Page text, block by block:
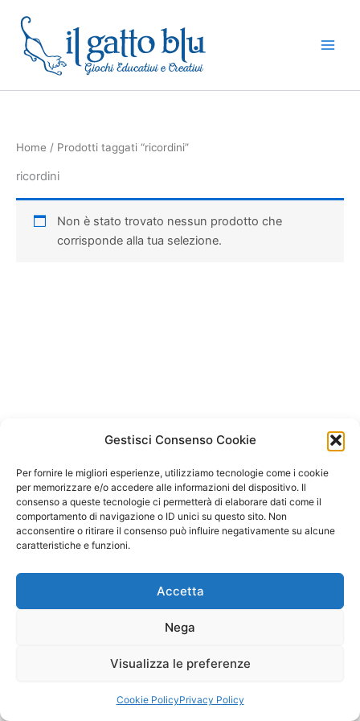
Gestisci Consenso Cookie
Per fornire le migliori esperienze, utilizziamo tecnologie come i cookie
per memorizzare e/o accedere alle informazioni del dispositivo. Il
consenso a queste tecnologie ci permetterà di elaborare dati come il
comportamento di navigazione o ID unici su questo sito. Non
acconsentire o ritirare il consenso può influire negativamente su alcune
caratteristiche e funzioni.
Accetta
Nega
Visualizza le preferenze
Cookie PolicyPrivacy Policy
contenuto
Home / Prodotti taggati “ricordini”
ricordini
Non è stato trovato nessun prodotto che
corrisponde alla tua selezione.
Copyright © 2026 Il Gatto Blu Giochi educativi Montessori e